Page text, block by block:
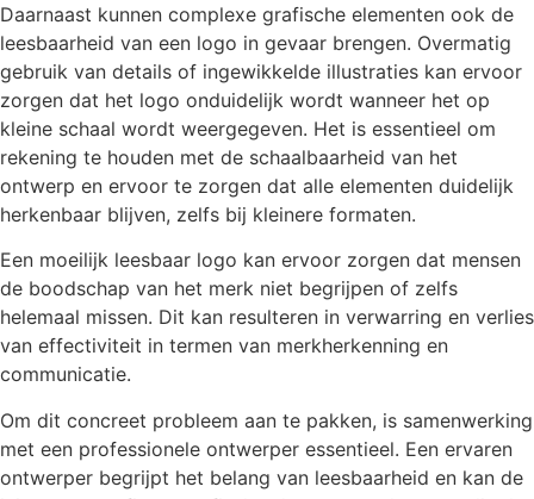
Daarnaast kunnen complexe grafische elementen ook de
leesbaarheid van een logo in gevaar brengen. Overmatig
gebruik van details of ingewikkelde illustraties kan ervoor
zorgen dat het logo onduidelijk wordt wanneer het op
kleine schaal wordt weergegeven. Het is essentieel om
rekening te houden met de schaalbaarheid van het
ontwerp en ervoor te zorgen dat alle elementen duidelijk
herkenbaar blijven, zelfs bij kleinere formaten.
Een moeilijk leesbaar logo kan ervoor zorgen dat mensen
de boodschap van het merk niet begrijpen of zelfs
helemaal missen. Dit kan resulteren in verwarring en verlies
van effectiviteit in termen van merkherkenning en
communicatie.
Om dit concreet probleem aan te pakken, is samenwerking
met een professionele ontwerper essentieel. Een ervaren
ontwerper begrijpt het belang van leesbaarheid en kan de